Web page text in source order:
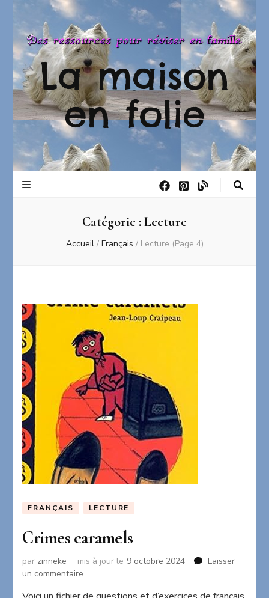
La maison
en folie
Catégorie :Lecture
Accueil / Français / Lecture (Page 4)
FRANÇAIS LECTURE
Crimes caramels
par zinneke mis à jour le 9 octobre 2024
Laisser
un commentaire